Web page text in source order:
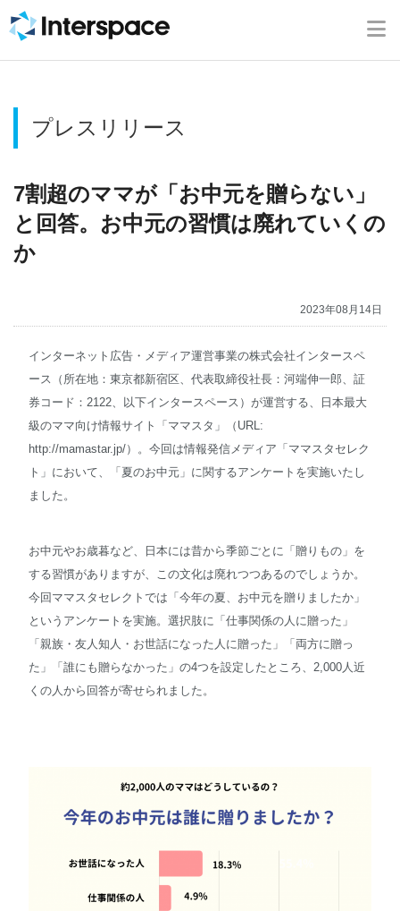
ホーム
事業内容
ニュース
IR情報
お問い合わせ
English
プレスリリース
7割超のママが「お中元を贈らない」
と回答。お中元の習慣は廃れていくの
か
2023年08月14日
インターネット広告・メディア運営事業の株式会社インタースペ
ース（所在地：東京都新宿区、代表取締役社長：河端伸一郎、証
券コード：2122、以下インタースペース）が運営する、日本最大
級のママ向け情報サイト「ママスタ」（URL:
http://mamastar.jp/）。今回は情報発信メディア「ママスタセレク
ト」において、「夏のお中元」に関するアンケートを実施いたし
ました。
お中元やお歳暮など、日本には昔から季節ごとに「贈りもの」を
する習慣がありますが、この文化は廃れつつあるのでしょうか。
今回ママスタセレクトでは「今年の夏、お中元を贈りましたか」
というアンケートを実施。選択肢に「仕事関係の人に贈った」
「親族・友人知人・お世話になった人に贈った」「両方に贈っ
た」「誰にも贈らなかった」の4つを設定したところ、2,000人近
くの人から回答が寄せられました。